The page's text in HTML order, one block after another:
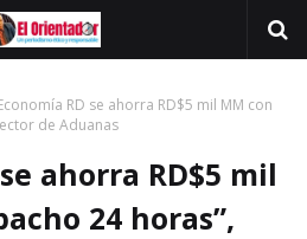
RD se ahorra RD$5 mil MM con
de Aduanas
ahorra RD$5 mil
24 horas”,